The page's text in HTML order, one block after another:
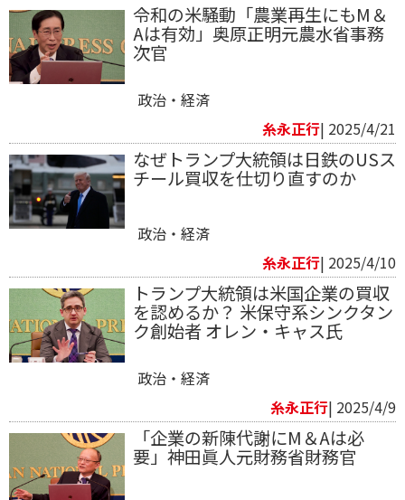
令和の米騒動「農業再生にもM＆
Aは有効」奥原正明元農水省事務
次官
政治・経済
糸永正行| 2025/4/21
なぜトランプ大統領は日鉄のUSス
チール買収を仕切り直すのか
政治・経済
糸永正行| 2025/4/10
トランプ大統領は米国企業の買収
を認めるか？ 米保守系シンクタン
ク創始者 オレン・キャス氏
政治・経済
糸永正行| 2025/4/9
「企業の新陳代謝にM＆Aは必
要」神田眞人元財務省財務官